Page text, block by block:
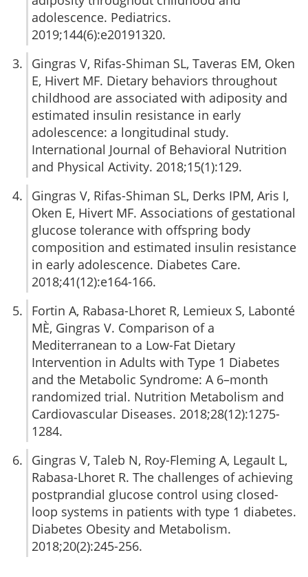
adolescence. Pediatrics.
2019;144(6):e20191320.
Gingras V, Rifas-Shiman SL, Taveras EM, Oken
E, Hivert MF. Dietary behaviors throughout
childhood are associated with adiposity and
estimated insulin resistance in early
adolescence: a longitudinal study.
International Journal of Behavioral Nutrition
and Physical Activity. 2018;15(1):129.
Gingras V, Rifas-Shiman SL, Derks IPM, Aris I,
Oken E, Hivert MF. Associations of gestational
glucose tolerance with offspring body
composition and estimated insulin resistance
in early adolescence. Diabetes Care.
2018;41(12):e164-166.
Fortin A, Rabasa-Lhoret R, Lemieux S, Labonté
MÈ, Gingras V. Comparison of a
Mediterranean to a Low-Fat Dietary
Intervention in Adults with Type 1 Diabetes
and the Metabolic Syndrome: A 6–month
randomized trial. Nutrition Metabolism and
Cardiovascular Diseases. 2018;28(12):1275-
1284.
Gingras V, Taleb N, Roy-Fleming A, Legault L,
Rabasa-Lhoret R. The challenges of achieving
postprandial glucose control using closed-
loop systems in patients with type 1 diabetes.
Diabetes Obesity and Metabolism.
2018;20(2):245-256.